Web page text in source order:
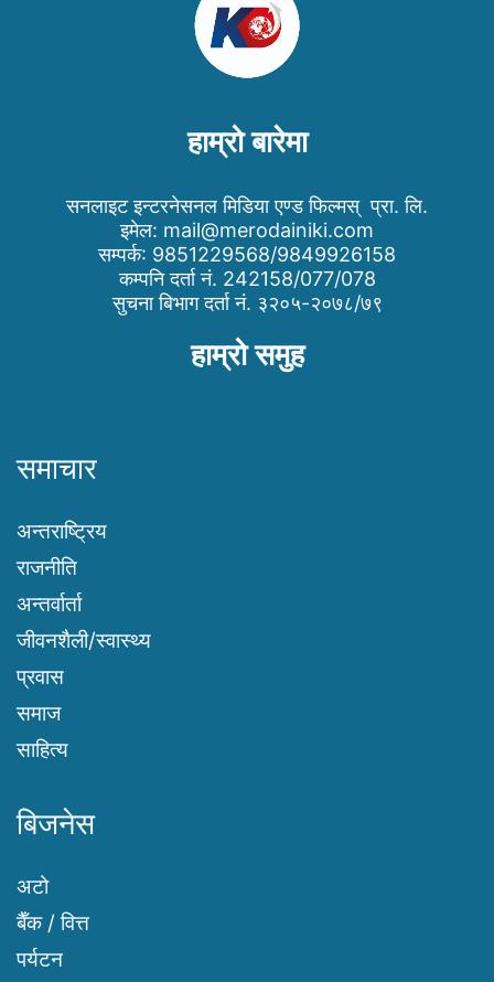
हाम्रो बारेमा
सनलाइट इन्टरनेसनल मिडिया एण्ड फिल्मस् प्रा. लि.
इमेल: mail@merodainiki.com
सम्पर्क: 9851229568/9849926158
कम्पनि दर्ता नं. 242158/077/078
सुचना बिभाग दर्ता नं. ३२०५-२०७८/७९
हाम्रो समुह
समाचार
अन्तराष्ट्रिय
राजनीति
अन्तर्वार्ता
जीवनशैली/स्वास्थ्य
प्रवास
समाज
साहित्य
बिजनेस
अटो
बैँक / वित्त
पर्यटन